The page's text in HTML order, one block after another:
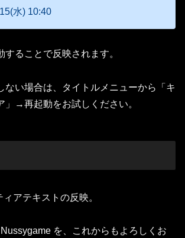
水) 10:40
ることで反映されます。
ない場合は、タイトルメニューから「キ
」→再起動をお試しください。
アテキストの反映。
を、これからもよろしくお